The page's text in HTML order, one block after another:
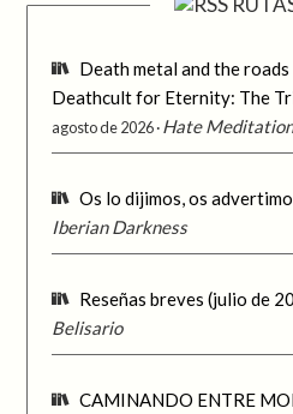
Death metal and the
Deathcult for Eternity: The
agosto de 2026 Hate
Os lo dijimos, os
Iberian Darkness
Reseñas breves (julio de
Belisario
CAMINANDO ENTRE